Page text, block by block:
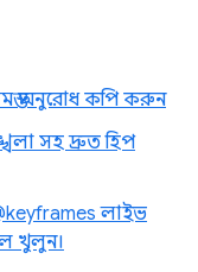
অনুরোধ কপি করুন
সহ দ্রুত হিপ
লাইভ
খুলুন।